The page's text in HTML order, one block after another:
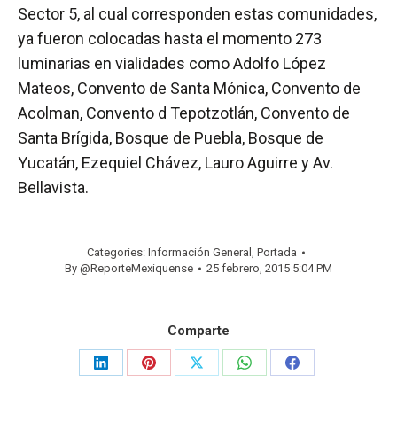
Sector 5, al cual corresponden estas comunidades,
ya fueron colocadas hasta el momento 273
luminarias en vialidades como Adolfo López
Mateos, Convento de Santa Mónica, Convento de
Acolman, Convento d Tepotzotlán, Convento de
Santa Brígida, Bosque de Puebla, Bosque de
Yucatán, Ezequiel Chávez, Lauro Aguirre y Av.
Bellavista.
Categories: Información General , Portada
By @ReporteMexiquense 25 febrero, 2015 5:04 PM
Comparte
Share
Share
Share
Share
Share